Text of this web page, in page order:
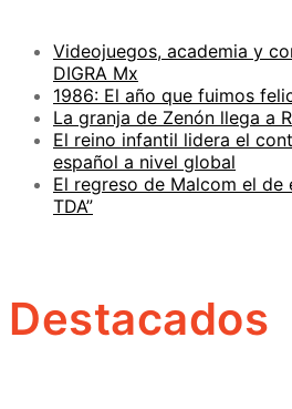
Videojuegos, academia y
DIGRA Mx
1986: El año que fuimos
La granja de Zenón llega a
El reino infantil lidera el
español a nivel global
El regreso de Malcom el de
TDA”
Destacados